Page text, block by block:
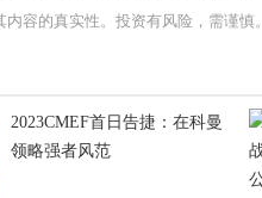
容的真实性。投资有风险，需谨慎。
2023CMEF首日告捷：在科曼
领略强者风范